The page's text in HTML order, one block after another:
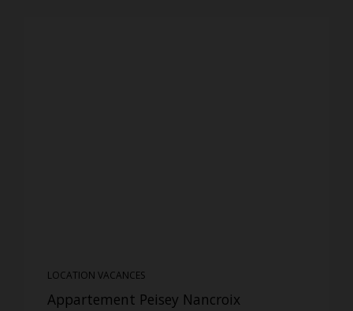
LOCATION VACANCES
Appartement Peisey Nancroix